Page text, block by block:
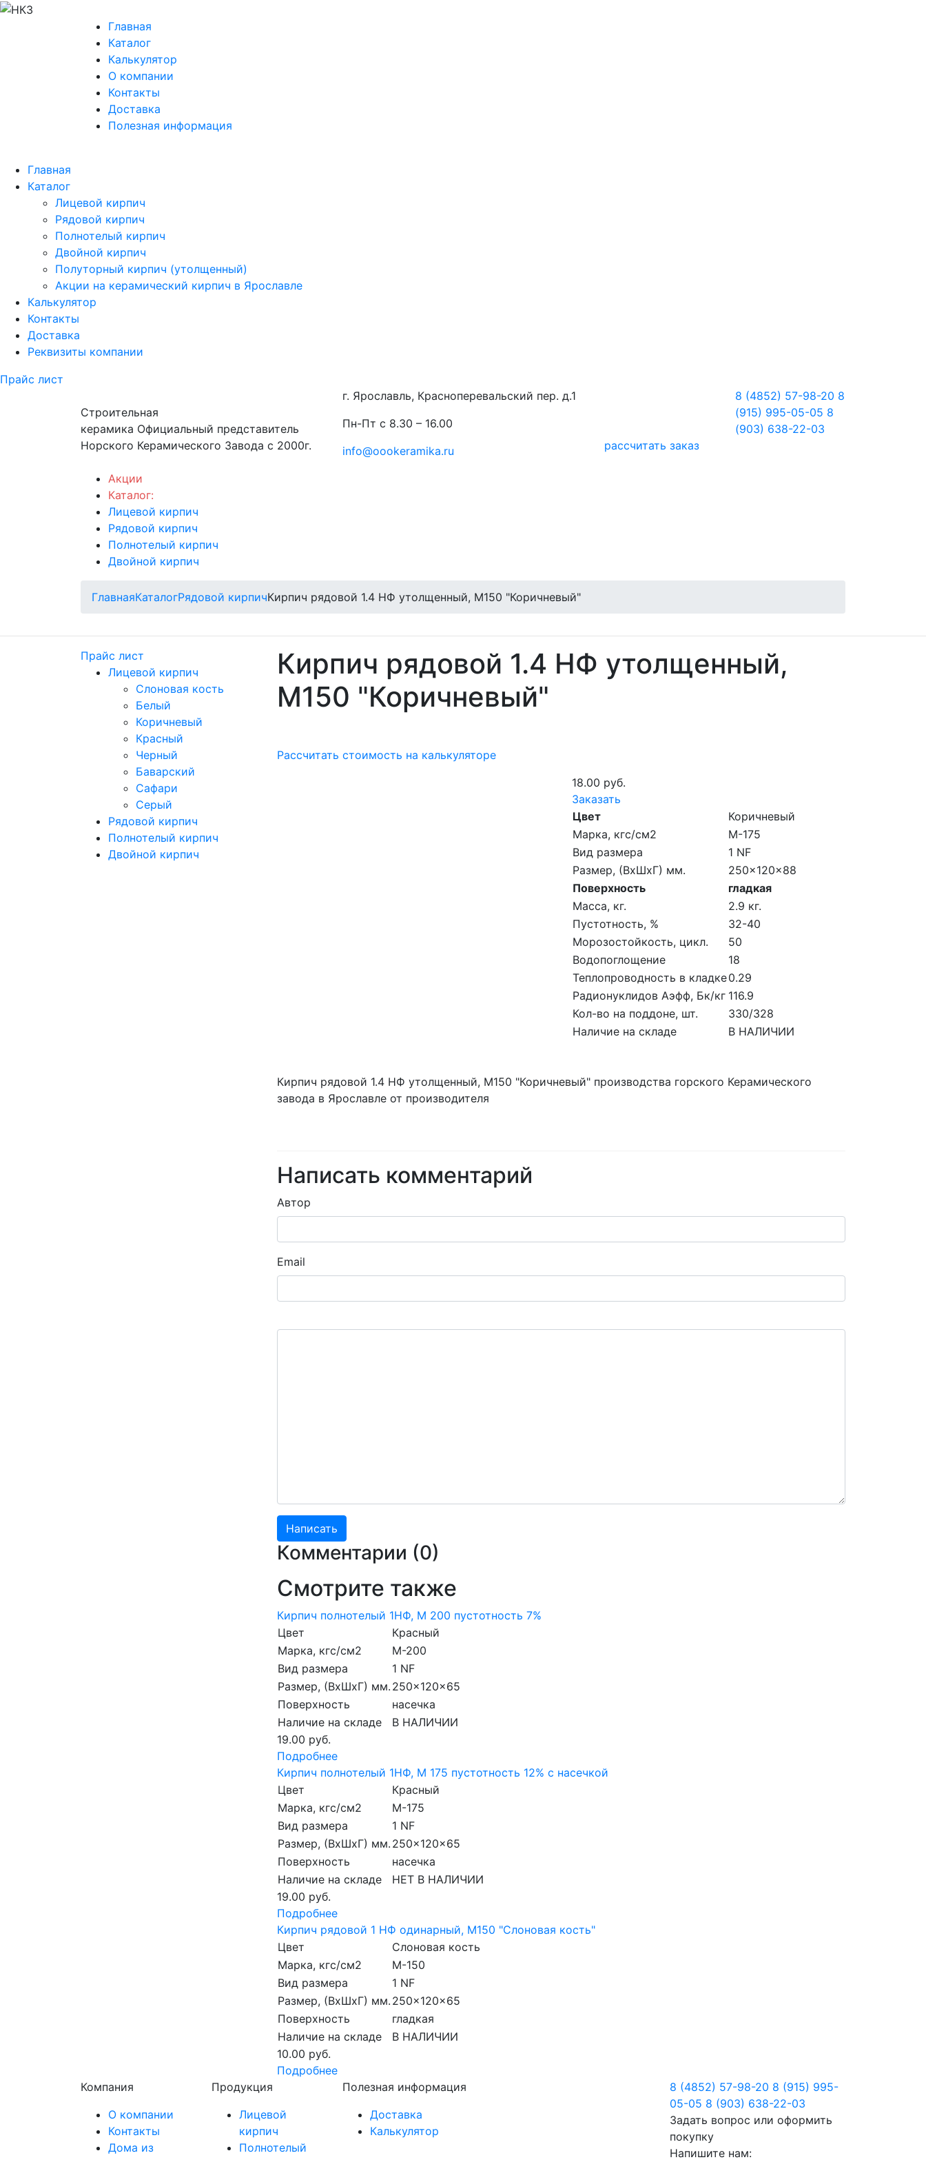
Главная
Каталог
Калькулятор
О компании
Контакты
Доставка
Полезная информация
Главная
Каталог
Лицевой кирпич
Рядовой кирпич
Полнотелый кирпич
Двойной кирпич
Полуторный кирпич (утолщенный)
Акции на керамический кирпич в Ярославле
Калькулятор
Контакты
Доставка
Реквизиты компании
Прайс лист
Строительная
керамика Официальный представитель
Норского Керамического Завода с 2000г.
г. Ярославль, Красноперевальский пер. д.1
Пн-Пт с 8.30 – 16.00
info@oookeramika.ru
рассчитать заказ
8 (4852) 57-98-20 8
(915) 995-05-05 8
(903) 638-22-03
Акции
Каталог:
Лицевой кирпич
Рядовой кирпич
Полнотелый кирпич
Двойной кирпич
ГлавнаяКаталогРядовой кирпичКирпич рядовой 1.4 НФ утолщенный, М150 "Коричневый"
Прайс лист
Лицевой кирпич
Слоновая кость
Белый
Коричневый
Красный
Черный
Баварский
Сафари
Серый
Рядовой кирпич
Полнотелый кирпич
Двойной кирпич
Кирпич рядовой 1.4 НФ утолщенный,
М150 "Коричневый"
Рассчитать стоимость на калькуляторе
18.00 руб.
Заказать
Цвет
Коричневый
Марка, кгс/см2
M-175
Вид размера
1 NF
Размер, (ВхШхГ) мм.
250x120x88
Поверхность
гладкая
Масса, кг.
2.9 кг.
Пустотность, %
32-40
Морозостойкость, цикл.
50
Водопоглощение
18
Теплопроводность в кладке0.29
Радионуклидов Аэфф, Бк/кг 116.9
Кол-во на поддоне, шт.
330/328
Наличие на складе
В НАЛИЧИИ
Кирпич рядовой 1.4 НФ утолщенный, М150 "Коричневый" производства горского Керамического
завода в Ярославле от производителя
Написать комментарий
Автор
Email
Комментарии (0)
Смотрите также
Кирпич полнотелый 1НФ, М 200 пустотность 7%
Цвет
Красный
Марка, кгс/см2
M-200
Вид размера
1 NF
Размер, (ВхШхГ) мм. 250x120x65
Поверхность
насечка
Наличие на складе
В НАЛИЧИИ
19.00 руб.
Подробнее
Кирпич полнотелый 1НФ, М 175 пустотность 12% с насечкой
Цвет
Красный
Марка, кгс/см2
M-175
Вид размера
1 NF
Размер, (ВхШхГ) мм. 250x120x65
Поверхность
насечка
Наличие на складе
НЕТ В НАЛИЧИИ
19.00 руб.
Подробнее
Кирпич рядовой 1 НФ одинарный, М150 "Слоновая кость"
Цвет
Слоновая кость
Марка, кгс/см2
M-150
Вид размера
1 NF
Размер, (ВхШхГ) мм. 250x120x65
Поверхность
гладкая
Наличие на складе
В НАЛИЧИИ
10.00 руб.
Подробнее
Компания
О компании
Контакты
Дома из
Продукция
Лицевой
кирпич
Полнотелый
Полезная информация
Доставка
Калькулятор
8 (4852) 57-98-20 8 (915) 995-
05-05 8 (903) 638-22-03
Задать вопрос или оформить
покупку
Напишите нам: